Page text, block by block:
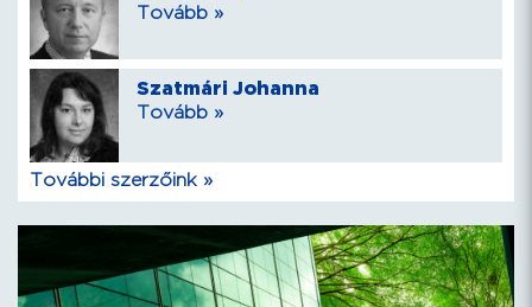
Tovább »
Szatmári Johanna
Tovább »
További szerzőink »